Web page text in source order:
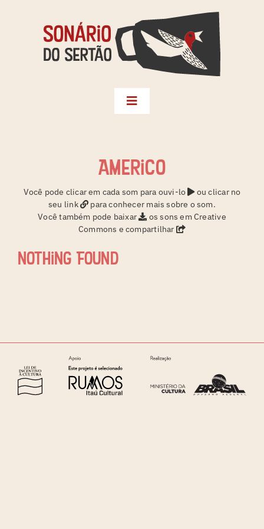
Toggle
Seleções
Territórios
Créditos
Sonário da Terra
Instagram
Americo
Você pode clicar em cada som para ouvi-lo
ou clicar no
seu link
para conhecer mais sobre o som.
Você também pode baixar
os sons em Creative
Commons e compartilhar
Nothing Found